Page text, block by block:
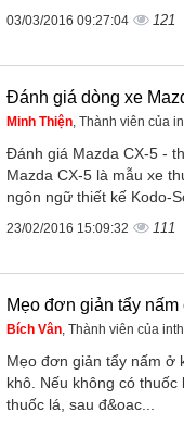
03/03/2016 09:27:04 121
Đánh giá dòng xe
Minh Thiện , Thành viên của
Đánh giá Mazda CX-5 -
Mazda CX-5 là mẫu xe
ngôn ngữ thiết kế Kodo-
23/02/2016 15:09:32 111
Mẹo đơn giản tẩy
Bích Vân , Thành viên của
Mẹo đơn giản tẩy nấm ở
khô. Nếu không có
thuốc lá, sau đ&oac...